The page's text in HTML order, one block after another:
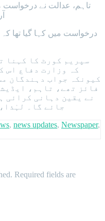
تاہم، عدالت نے درخواست
درخواست میں کہا گیا تھا
سپریم کورٹ کا کہنا
کہ وزارت دفاع اس
کیونکہ جواب دہندگان
فائز تھے، تاہم،
نے یقین دہانی کرائی
جائے گا۔
, news updates, Newspaper,
Required fields are